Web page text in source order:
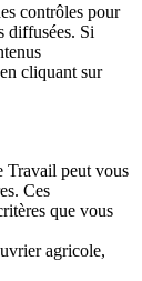
contrôles pour
diffusées. Si
cliquant sur
Travail peut vous
Ces
que vous
agricole,